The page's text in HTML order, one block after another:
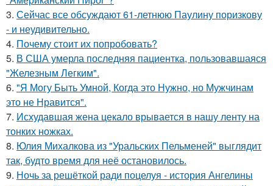
3. Сейчас все обсуждают 61-летнюю Паулину поризкову
- и неудивительно.
4. Почему стоит их попробовать?
5. В США умерла последняя пациентка, пользовавшаяся
"Железным Легким".
6. "Я Могу Быть Умной, Когда это Нужно, но Мужчинам
это не Нравится".
7. Исхудавшая жена цекало врывается в нашу ленту на
тонких ножках.
8. Юлия Михалкова из "Уральских Пельменей" выглядит
так, будто время для неё остановилось.
9. Ночь за решёткой ради поцелуя - история Ангелины